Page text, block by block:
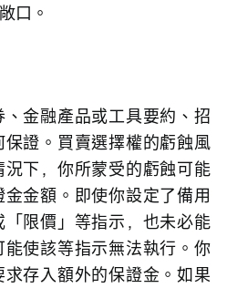
口。
金融產品或工具要約、招
證。買賣選擇權的虧蝕風
下，你所蒙受的虧蝕可能
金額。即使你設定了備用
限價」等指示，也未必能
使該等指示無法執行。你
存入額外的保證金。如果